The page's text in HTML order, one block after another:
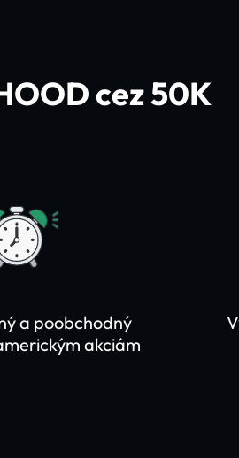
cez 50K
a poobchodný
akciám